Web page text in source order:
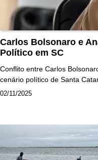
Carlos Bolsonaro e
Político em SC
Conflito entre Carlos
cenário político de Santa
02/11/2025